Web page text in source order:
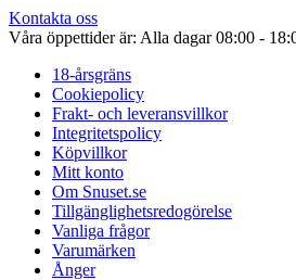
Kontakta oss
Våra öppettider är: Alla dagar 08:00 -
18-årsgräns
Cookiepolicy
Frakt- och leveransvillkor
Integritetspolicy
Köpvillkor
Mitt konto
Om Snuset.se
Tillgänglighetsredogörelse
Vanliga frågor
Varumärken
Ånger